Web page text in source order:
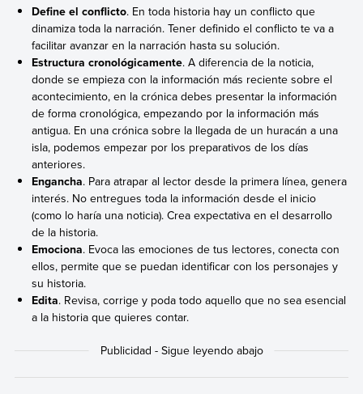
Define el conflicto. En toda historia hay un conflicto que
dinamiza toda la narración. Tener definido el conflicto te va a
facilitar avanzar en la narración hasta su solución.
Estructura cronológicamente. A diferencia de la noticia,
donde se empieza con la información más reciente sobre el
acontecimiento, en la crónica debes presentar la información
de forma cronológica, empezando por la información más
antigua. En una crónica sobre la llegada de un huracán a una
isla, podemos empezar por los preparativos de los días
anteriores.
Engancha. Para atrapar al lector desde la primera línea, genera
interés. No entregues toda la información desde el inicio
(como lo haría una noticia). Crea expectativa en el desarrollo
de la historia.
Emociona. Evoca las emociones de tus lectores, conecta con
ellos, permite que se puedan identificar con los personajes y
su historia.
Edita. Revisa, corrige y poda todo aquello que no sea esencial
a la historia que quieres contar.